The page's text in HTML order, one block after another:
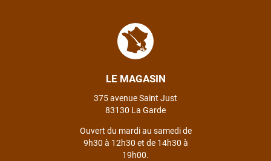
LE MAGASIN
375 avenue Saint Just
83130 La Garde
Ouvert du mardi au samedi de
9h30 à 12h30 et de 14h30 à
19h00.
VOIR TOUS LES AVIS
LAISSER UN AVIS